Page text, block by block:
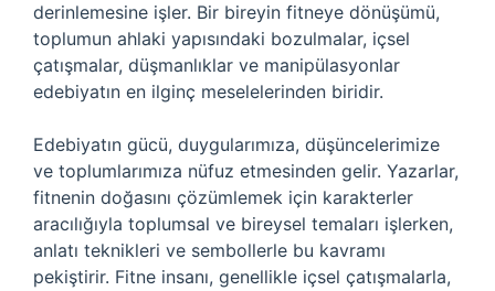
derinlemesine işler. Bir bireyin fitneye dönüşümü,
toplumun ahlaki yapısındaki bozulmalar, içsel
çatışmalar, düşmanlıklar ve manipülasyonlar
edebiyatın en ilginç meselelerinden biridir.
Edebiyatın gücü, duygularımıza, düşüncelerimize
ve toplumlarımıza nüfuz etmesinden gelir. Yazarlar,
fitnenin doğasını çözümlemek için karakterler
aracılığıyla toplumsal ve bireysel temaları işlerken,
anlatı teknikleri ve sembollerle bu kavramı
pekiştirir. Fitne insanı, genellikle içsel çatışmalarla,